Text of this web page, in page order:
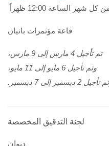
شهر الساعة 12:00 ظهراً
قاعة مؤتمرات بانيان
تم تأجيل 4 مارس إلى 9 مارس،
وتم تأجيل 6 مايو إلى 11 مايو،
2 ديسمبر إلى 7 ديسمبر.
لجنة التدقيق المخصصة
ديوان